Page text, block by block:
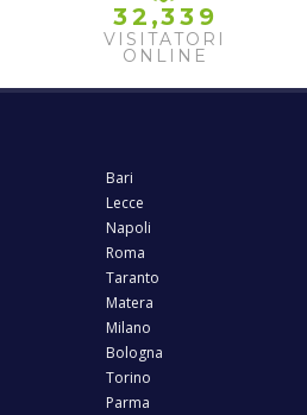
32 ,33 9
VISITATORI
ONLINE
Bari
Lecce
Napoli
Roma
Taranto
Matera
Milano
Bologna
Torino
Parma